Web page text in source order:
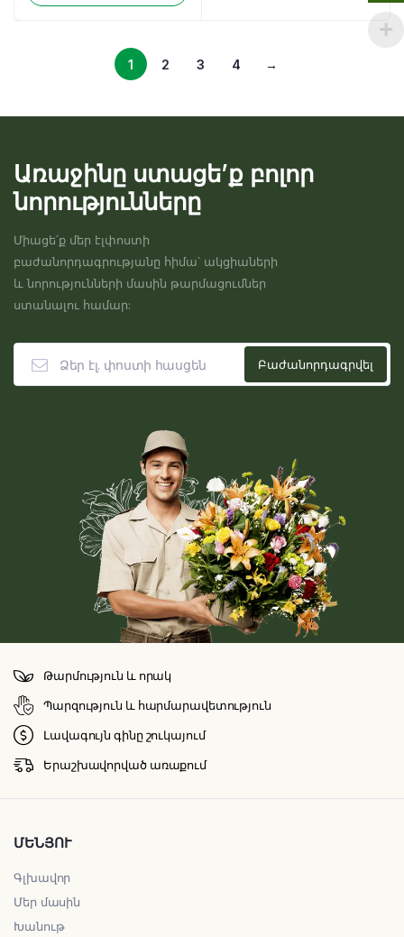
1 2 3 4 →
Առաջինը ստացե’ք բոլոր
նորությունները
Միացե՛ք մեր էլփոստի
բաժանորդագրությանը հիմա՝ ակցիաների
և նորությունների մասին թարմացումներ
ստանալու համար:
Թարմություն և որակ
Պարզություն և հարմարավետություն
Լավագույն գինը շուկայում
Երաշխավորված առաքում
ՄԵՆՅՈՒ
Գլխավոր
Մեր մասին
Խանութ